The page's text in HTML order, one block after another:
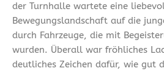
der Turnhalle wartete eine
Bewegungslandschaft auf die
durch Fahrzeuge, die mit
wurden. Überall war fröhliches
deutliches Zeichen dafür, wie gut